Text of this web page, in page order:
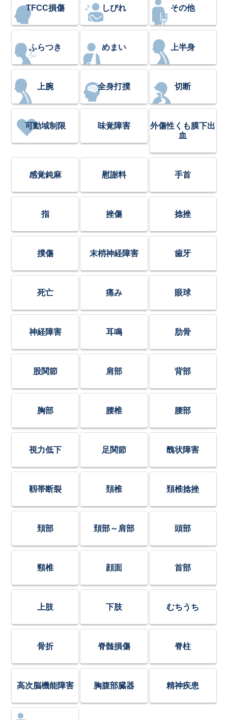
TFCC損傷 しびれ その他
ふらつき めまい 上半身
上腕 全身打撲 切断
可動域制限 味覚障害
外傷性くも膜下出
血
感覚鈍麻 慰謝料 手首
指 挫傷 捻挫
撲傷 末梢神経障害 歯牙
死亡 痛み 眼球
神経障害 耳鳴 肋骨
股関節 肩部 背部
胸部 腰椎 腰部
視力低下 足関節 醜状障害
靱帯断裂 頚椎 頚椎捻挫
頚部 頚部～肩部 頭部
頸椎 顔面 首部
上肢 下肢 むちうち
骨折 脊髄損傷 脊柱
高次脳機能障害 胸腹部臓器 精神疾患